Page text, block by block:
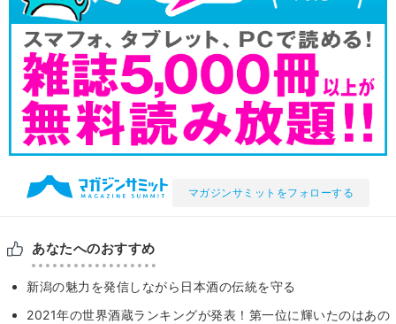
マガジンサミットをフォローする
あなたへのおすすめ
新潟の魅力を発信しながら日本酒の伝統を守る
2021年の世界酒蔵ランキングが発表！第一位に輝いたのはあの